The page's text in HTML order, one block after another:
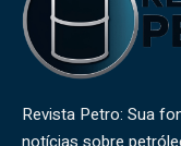
Revista Petro: Sua
notícias sobre